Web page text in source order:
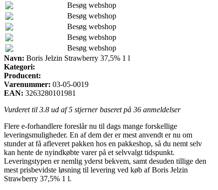
Besøg webshop
Besøg webshop
Besøg webshop
Besøg webshop
Besøg webshop
Navn: Boris Jelzin Strawberry 37,5% 1 l
Kategori:
Producent:
Varenummer: 03-05-0019
EAN: 3263280101981
Vurderet til 3.8 ud af 5 stjerner baseret på 36 anmeldelser
Flere e-forhandlere foreslår nu til dags mange forskellige
leveringsmuligheder. En af dem der er mest anvendt er nu om
stunder at få afleveret pakken hos en pakkeshop, så du nemt selv
kan hente de nyindkøbte varer på et selvvalgt tidspunkt.
Leveringstypen er nemlig yderst bekvem, samt desuden tillige den
mest prisbevidste løsning til levering ved køb af Boris Jelzin
Strawberry 37,5% 1 l.